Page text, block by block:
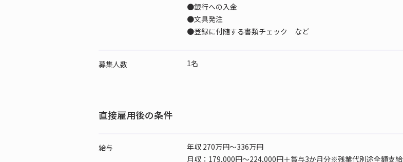
●銀行への入金
●文具発注
●登録に付随する書類チェック など
募集人数 1名
直接雇用後の条件
給与
年収 270万円～336万円
月収：179,000円～224,000円＋賞与3か月分※残業代別途全額支給